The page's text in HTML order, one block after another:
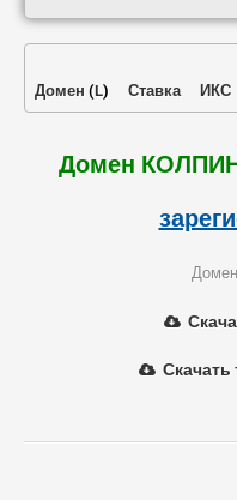
Домен (L) Ставка ИКС
Домен